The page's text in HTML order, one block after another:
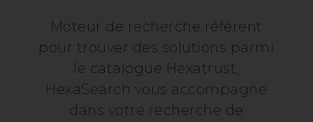
Moteur de recherche référent
pour trouver des solutions parmi
le catalogue Hexatrust,
HexaSearch vous accompagne
dans votre recherche de